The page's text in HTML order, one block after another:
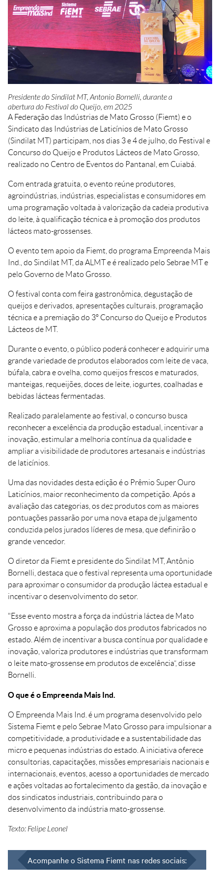
Agenda
Trabalhe Conosco
Portal do Fornecedor
Ouvidoria FIEMT
Certidões
de Dados
Balanços Financeiros
Downloads
Presidente do Sindilat MT, Antonio Bornelli, durante a
abertura do Festival do Queijo, em 2025
A Federação das Indústrias de Mato Grosso (Fiemt) e o
Sindicato das Indústrias de Laticínios de Mato Grosso
(Sindilat MT) participam, nos dias 3 e 4 de julho, do Festival e
Concurso do Queijo e Produtos Lácteos de Mato Grosso,
realizado no Centro de Eventos do Pantanal, em Cuiabá.
Com entrada gratuita, o evento reúne produtores,
agroindústrias, indústrias, especialistas e consumidores em
uma programação voltada à valorização da cadeia produtiva
do leite, à qualificação técnica e à promoção dos produtos
lácteos mato-grossenses.
O evento tem apoio da Fiemt, do programa Empreenda Mais
Ind., do Sindilat MT, da ALMT e é realizado pelo Sebrae MT e
pelo Governo de Mato Grosso.
O festival conta com feira gastronômica, degustação de
queijos e derivados, apresentações culturais, programação
técnica e a premiação do 3º Concurso do Queijo e Produtos
Lácteos de MT.
Durante o evento, o público poderá conhecer e adquirir uma
grande variedade de produtos elaborados com leite de vaca,
búfala, cabra e ovelha, como queijos frescos e maturados,
manteigas, requeijões, doces de leite, iogurtes, coalhadas e
bebidas lácteas fermentadas.
Realizado paralelamente ao festival, o concurso busca
reconhecer a excelência da produção estadual, incentivar a
inovação, estimular a melhoria contínua da qualidade e
ampliar a visibilidade de produtores artesanais e indústrias
de laticínios.
Uma das novidades desta edição é o Prêmio Super Ouro
Laticínios, maior reconhecimento da competição. Após a
avaliação das categorias, os dez produtos com as maiores
pontuações passarão por uma nova etapa de julgamento
conduzida pelos jurados líderes de mesa, que definirão o
grande vencedor.
O diretor da Fiemt e presidente do Sindilat MT, Antônio
Bornelli, destaca que o festival representa uma oportunidade
para aproximar o consumidor da produção láctea estadual e
incentivar o desenvolvimento do setor.
"Esse evento mostra a força da indústria láctea de Mato
Grosso e aproxima a população dos produtos fabricados no
estado. Além de incentivar a busca contínua por qualidade e
inovação, valoriza produtores e indústrias que transformam
o leite mato-grossense em produtos de excelência”, disse
Bornelli.
O que é o Empreenda Mais Ind.
O Empreenda Mais Ind. é um programa desenvolvido pelo
Sistema Fiemt e pelo Sebrae Mato Grosso para impulsionar a
competitividade, a produtividade e a sustentabilidade das
micro e pequenas indústrias do estado. A iniciativa oferece
consultorias, capacitações, missões empresariais nacionais e
internacionais, eventos, acesso a oportunidades de mercado
e ações voltadas ao fortalecimento da gestão, da inovação e
dos sindicatos industriais, contribuindo para o
desenvolvimento da indústria mato-grossense.
Texto: Felipe Leonel
Acompanhe o Sistema Fiemt nas redes sociais: